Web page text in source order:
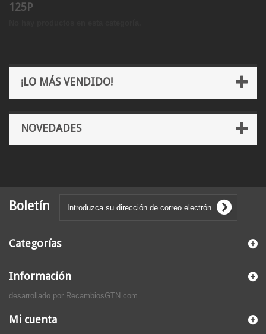
125P
¡LO MÁS VENDIDO!
NOVEDADES
Boletín
Categorías
Información
desarrollado por RecambiosGTN.com
Mi cuenta